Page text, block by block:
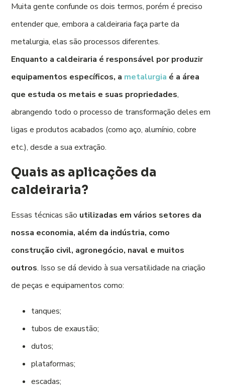
Muita gente confunde os dois termos, porém é preciso
entender que, embora a caldeiraria faça parte da
metalurgia, elas são processos diferentes.
Enquanto a caldeiraria é responsável por produzir
equipamentos específicos, a metalurgia é a área
que estuda os metais e suas propriedades,
abrangendo todo o processo de transformação deles em
ligas e produtos acabados (como aço, alumínio, cobre
etc.), desde a sua extração.
Quais as aplicações da
caldeiraria?
Essas técnicas são utilizadas em vários setores da
nossa economia, além da indústria, como
construção civil, agronegócio, naval e muitos
outros. Isso se dá devido à sua versatilidade na criação
de peças e equipamentos como:
tanques;
tubos de exaustão;
dutos;
plataformas;
escadas;